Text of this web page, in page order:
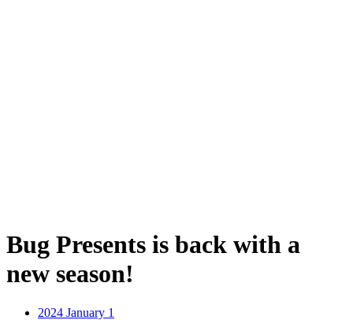
Bug Presents is back with a
new season!
2024 January 1